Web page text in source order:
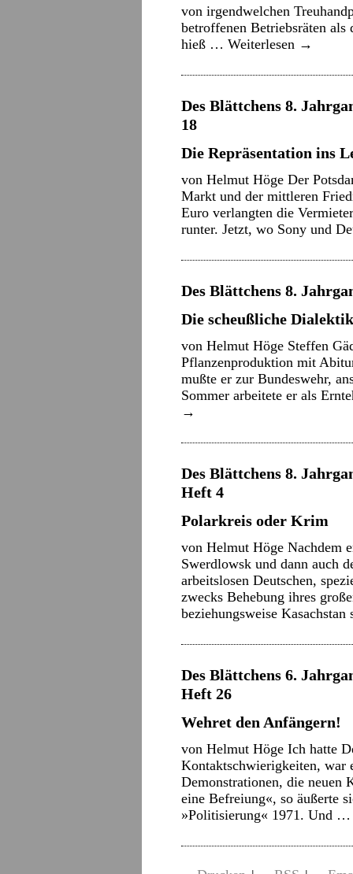
von irgendwelchen
betroffenen Betriebsräten
hieß … Weiterlesen →
Des Blättchens 8.
18
Die Repräsentation ins
von Helmut Höge Der
Markt und der mittleren
Euro verlangten die
runter. Jetzt, wo Sony und
Des Blättchens 8.
Die scheußliche
von Helmut Höge Steffen
Pflanzenproduktion mit
mußte er zur Bundeswehr,
Sommer arbeitete er als
→
Des Blättchens 8.
Heft 4
Polarkreis oder Krim
von Helmut Höge Nachdem
Swerdlowsk und dann auch
arbeitslosen Deutschen,
zwecks Behebung ihres
beziehungsweise
Des Blättchens 6.
Heft 26
Wehret den Anfängern!
von Helmut Höge Ich hatte
Kontaktschwierigkeiten, war
Demonstrationen, die neuen
eine Befreiung«, so äußerte
»Politisierung« 1971. Und